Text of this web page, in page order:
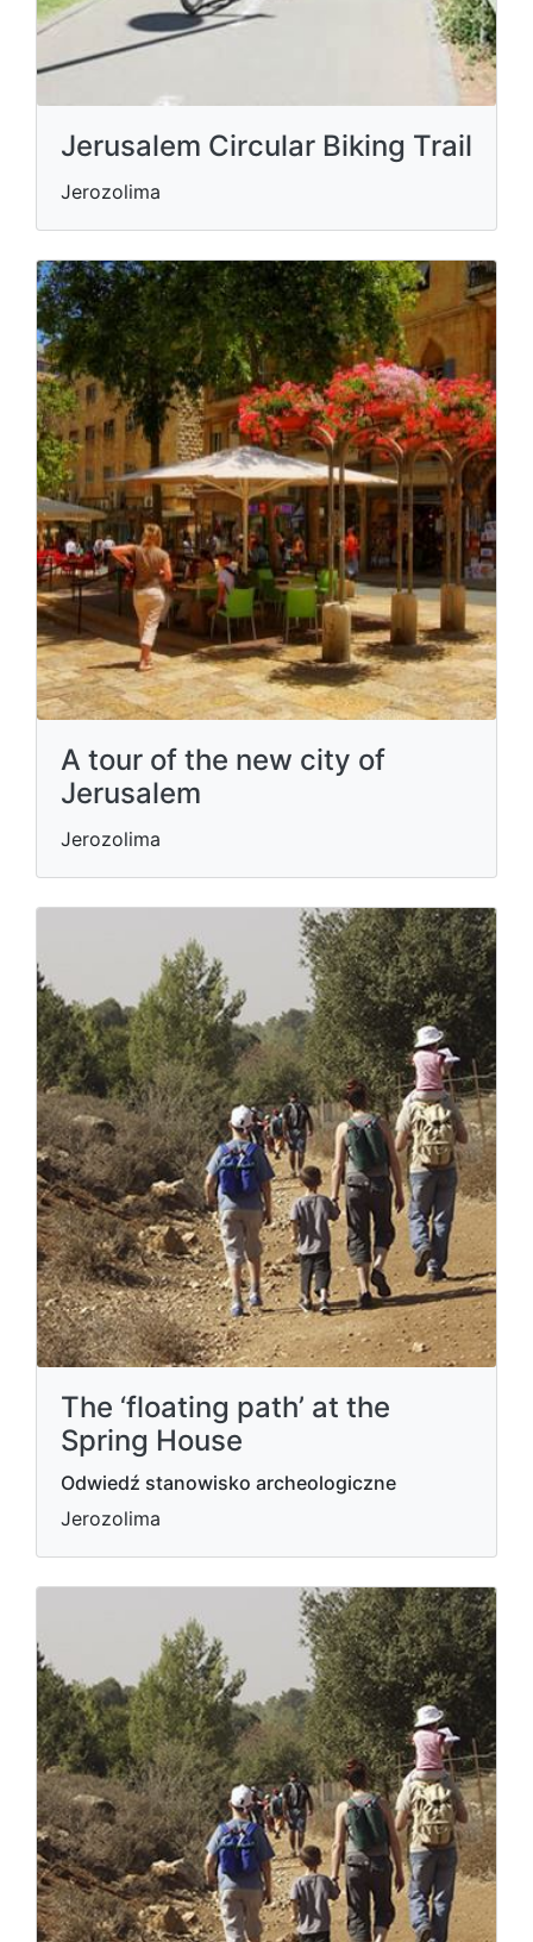
Jerusalem Circular Biking Trail
Jerozolima
A tour of the new city of
Jerusalem
Jerozolima
The ‘floating path’ at the
Spring House
Odwiedź stanowisko archeologiczne
Jerozolima